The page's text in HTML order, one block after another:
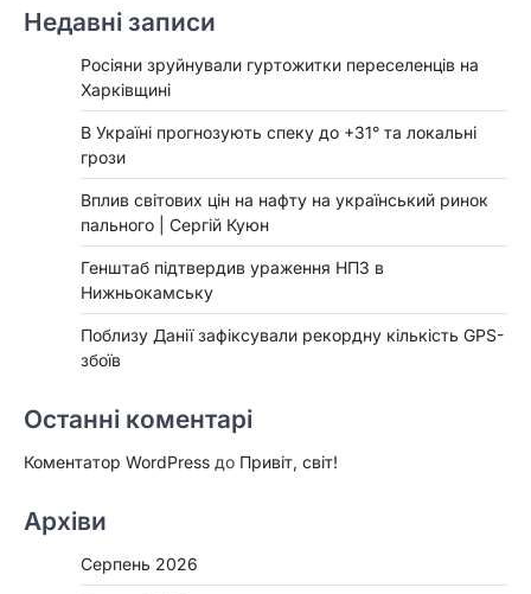
Недавні записи
Росіяни зруйнували гуртожитки переселенців на
Харківщині
В Україні прогнозують спеку до +31° та локальні
грози
Вплив світових цін на нафту на український ринок
пального | Сергій Куюн
Генштаб підтвердив ураження НПЗ в
Нижньокамську
Поблизу Данії зафіксували рекордну кількість GPS-
збоїв
Останні коментарі
Коментатор WordPress до Привіт, світ!
Архіви
Серпень 2026